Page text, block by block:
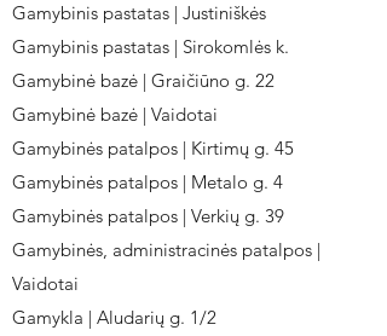
Gamybinis pastatas | Justiniškės
Gamybinis pastatas | Sirokomlės k.
Gamybinė bazė | Graičiūno g. 22
Gamybinė bazė | Vaidotai
Gamybinės patalpos | Kirtimų g. 45
Gamybinės patalpos | Metalo g. 4
Gamybinės patalpos | Verkių g. 39
Gamybinės, administracinės patalpos |
Vaidotai
Gamykla | Aludarių g. 1/2